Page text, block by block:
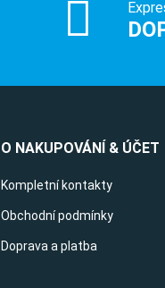
O NAKUPOVÁNÍ & ÚČET
Kompletní kontakty
Obchodní podmínky
Doprava a platba